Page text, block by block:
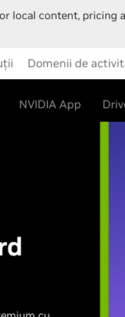
local content, pricing
Domenii de
NVIDIA App